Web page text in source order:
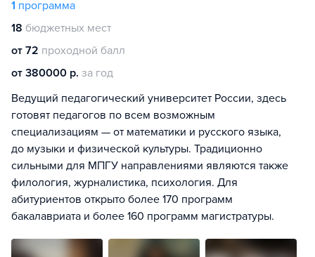
1 программа
18 бюджетных мест
от 72 проходной балл
от 380000 р. за год
Ведущий педагогический университет России, здесь
готовят педагогов по всем возможным
специализациям — от математики и русского языка,
до музыки и физической культуры. Традиционно
сильными для МПГУ направлениями являются также
филология, журналистика, психология. Для
абитуриентов открыто более 170 программ
бакалавриата и более 160 программ магистратуры.